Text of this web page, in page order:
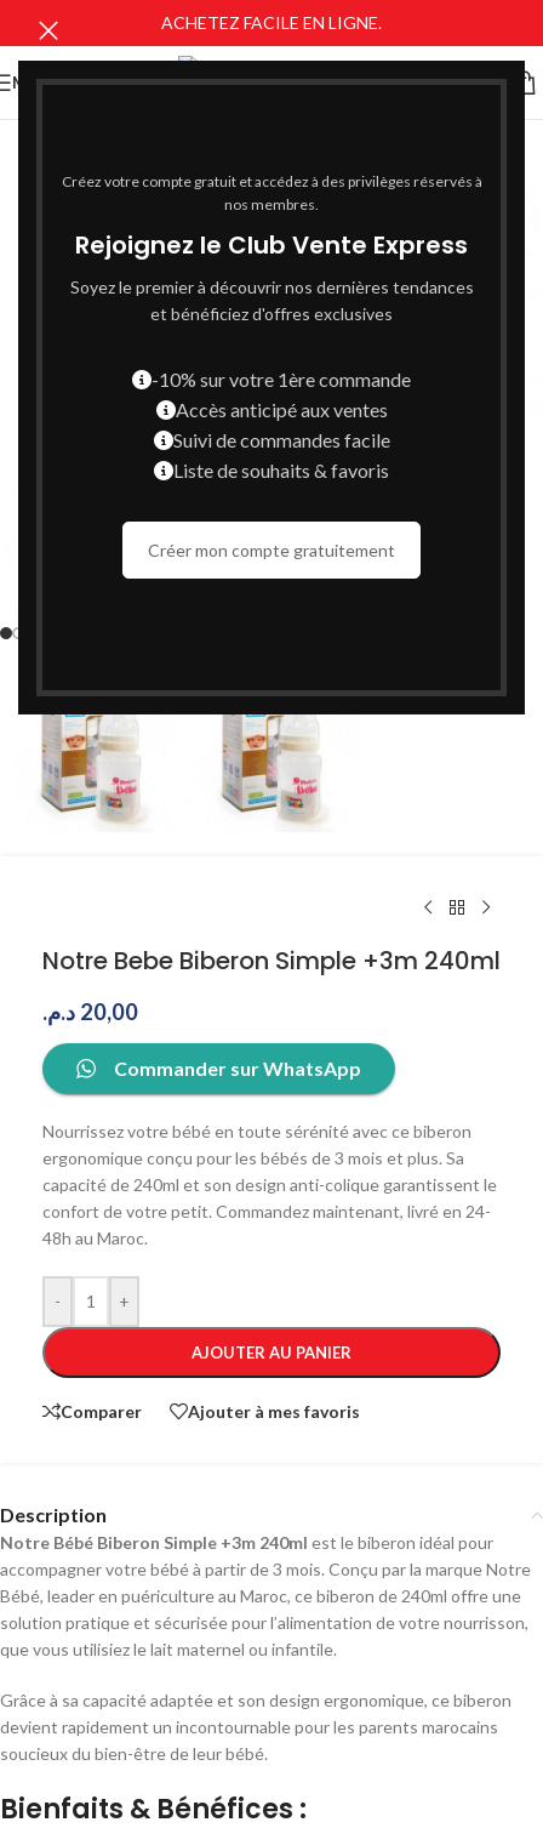
Créez votre compte gratuit et accédez à des privilèges réservés à
nos membres.
Rejoignez le Club Vente Express
Soyez le premier à découvrir nos dernières tendances
et bénéficiez d'offres exclusives
-10% sur votre 1ère commande
Accès anticipé aux ventes
Suivi de commandes facile
Liste de souhaits & favoris
Créer mon compte gratuitement
ACHETEZ FACILE EN LIGNE.
MENU
Notre Bebe Biberon Simple +3m 240ml
20,00 د.م.
Commander sur WhatsApp
Nourrissez votre bébé en toute sérénité avec ce biberon
ergonomique conçu pour les bébés de 3 mois et plus. Sa
capacité de 240ml et son design anti-colique garantissent le
confort de votre petit. Commandez maintenant, livré en 24-
48h au Maroc.
- +
AJOUTER AU PANIER
Comparer Ajouter à mes favoris
Description
Notre Bébé Biberon Simple +3m 240ml est le biberon idéal pour
accompagner votre bébé à partir de 3 mois. Conçu par la marque Notre
Bébé, leader en puériculture au Maroc, ce biberon de 240ml offre une
solution pratique et sécurisée pour l’alimentation de votre nourrisson,
que vous utilisiez le lait maternel ou infantile.
Grâce à sa capacité adaptée et son design ergonomique, ce biberon
devient rapidement un incontournable pour les parents marocains
soucieux du bien-être de leur bébé.
Bienfaits & Bénéfices :